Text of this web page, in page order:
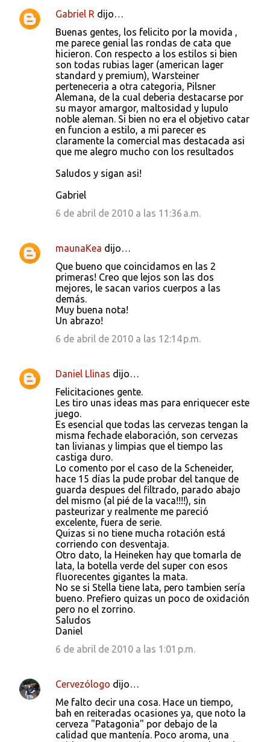
Gabriel R dijo…
Buenas gentes, los felicito por la movida ,
me parece genial las rondas de cata que
hicieron. Con respecto a los estilos si bien
son todas rubias lager (american lager
standard y premium), Warsteiner
perteneceria a otra categoria, Pilsner
Alemana, de la cual deberia destacarse por
su mayor amargor, maltosidad y lupulo
noble aleman. Si bien no era el objetivo catar
en funcion a estilo, a mi parecer es
claramente la comercial mas destacada asi
que me alegro mucho con los resultados
Saludos y sigan asi!
Gabriel
6 de abril de 2010 a las 11:36 a.m.
maunaKea dijo…
Que bueno que coincidamos en las 2
primeras! Creo que lejos son las dos
mejores, le sacan varios cuerpos a las
demás.
Muy buena nota!
Un abrazo!
6 de abril de 2010 a las 12:14 p.m.
Daniel Llinas dijo…
Felicitaciones gente.
Les tiro unas ideas mas para enriquecer este
juego.
Es esencial que todas las cervezas tengan la
misma fechade elaboración, son cervezas
tan livianas y limpias que el tiempo las
castiga duro.
Lo comento por el caso de la Scheneider,
hace 15 días la pude probar del tanque de
guarda despues del filtrado, parado abajo
del mismo (al pié de la vaca!!!!), sin
pasteurizar y realmente me pareció
excelente, fuera de serie.
Quizas si no tiene mucha rotación está
corriendo con desventaja.
Otro dato, la Heineken hay que tomarla de
lata, la botella verde del super con esos
fluorecentes gigantes la mata.
No se si Stella tiene lata, pero tambien sería
bueno. Prefiero quizas un poco de oxidación
pero no el zorrino.
Saludos
Daniel
6 de abril de 2010 a las 1:01 p.m.
Cervezólogo dijo…
Me falto decir una cosa. Hace un tiempo,
bah en reiteradas ocasiones ya, que noto la
cerveza "Patagonia" por debajo de la
calidad que mantenía. Poco aroma, una